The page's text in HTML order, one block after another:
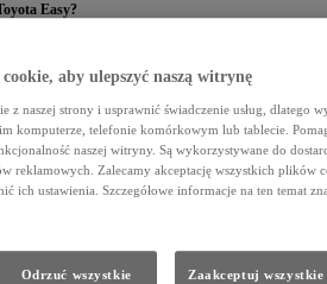
Easy?
dokumenty finansowe.
aby ulepszyć naszą witrynę
z naszej strony i usprawnić świadczenie usług, dlatego
komputerze, telefonie komórkowym lub tablecie.
naszej witryny. Są wykorzystywane do
reklamowych. Zalecamy akceptację wszystkich plików
ich ustawienia. Szczegółowe informacje na ten temat
Odrzuć wszystkie Zaakceptuj wszystkie